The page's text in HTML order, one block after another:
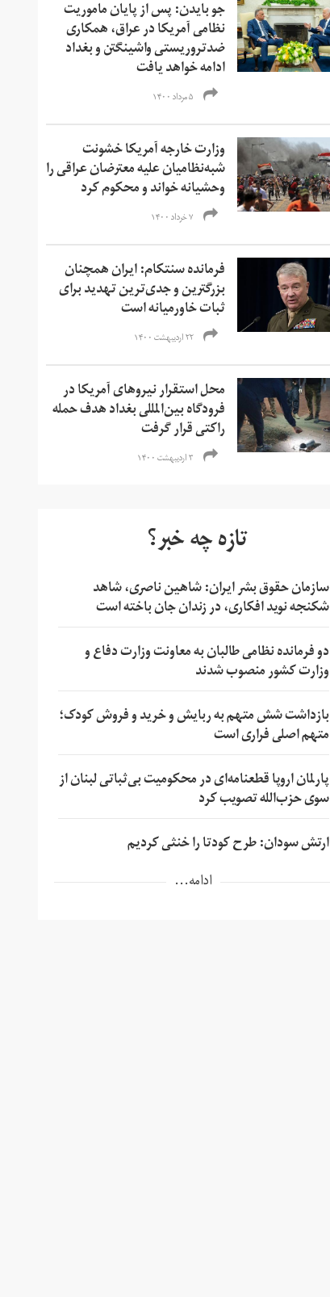
جو بایدن: پس از پایان ماموریت
نظامی آمریکا در عراق، همکاری
ضدتروریستی واشینگتن و بغداد
ادامه خواهد یافت
۵ مرداد ۱۴۰۰
وزارت خارجه آمریکا خشونت
شبه‌نظامیان علیه معترضان عراقی را
وحشیانه خواند و محکوم کرد
۷ خرداد ۱۴۰۰
فرمانده سنتکام: ایران همچنان
بزرگترين و جدی‌ترین تهدید برای
ثبات خاورمیانه است
۲۲ اردیبهشت ۱۴۰۰
محل استقرار نیروهای آمریکا در
فرودگاه بین‌المللی بغداد هدف حمله
راکتی قرار گرفت
۳ اردیبهشت ۱۴۰۰
تازه چه خبر؟
سازمان حقوق بشر ایران: شاهین ناصری، شاهد
شکنجه نوید افکاری، در زندان جان باخته است
دو فرمانده نظامی طالبان به معاونت وزارت دفاع و
وزارت کشور منصوب شدند
بازداشت شش متهم به ربایش و خرید و فروش کودک؛
متهم اصلی فراری است
پارلمان اروپا قطعنامه‌ای در محکومیت بی‌ثباتی لبنان از
سوی حزب‌الله تصویب کرد
ارتش سودان: طرح کودتا را خنثی کردیم
ادامه...